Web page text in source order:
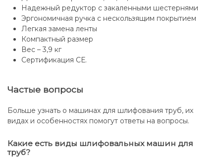
Надежный редуктор с закаленными шестернями
Эргономичная ручка с нескользящим покрытием
Легкая замена ленты
Компактный размер
Вес – 3,9 кг
Сертификация СЕ.
Частые вопросы
Больше узнать о машинах для шлифования труб, их
видах и особенностях помогут ответы на вопросы.
Какие есть виды шлифовальных машин для
труб?